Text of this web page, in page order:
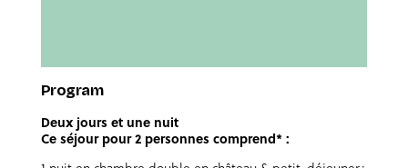
Program
Deux jours et une nuit
Ce séjour pour 2 personnes comprend* :